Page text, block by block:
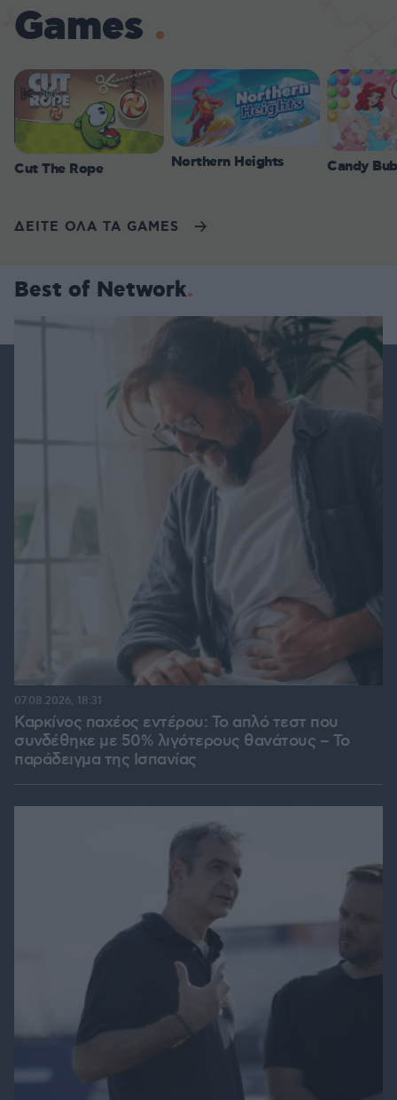
Games
Cut The Rope Northern Heights Candy
ΔΕΙΤΕ ΟΛΑ ΤΑ GAMES
Best of Network
Καρκίνος παχέος εντέρου: Το απλό τεστ που
συνδέθηκε με 50% λιγότερους θανάτους – Το
παράδειγμα της Ισπανίας
07.08.2026, 18:31